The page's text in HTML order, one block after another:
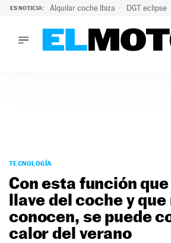
ES NOTICIA: Alquilar coche Ibiza DGT eclipse
PODCAST
MOTOS
TECNOLOGÍA
MOTORTV
TECNOLOGÍA
Con esta función
llave del coche y
conocen, se puede
calor del verano